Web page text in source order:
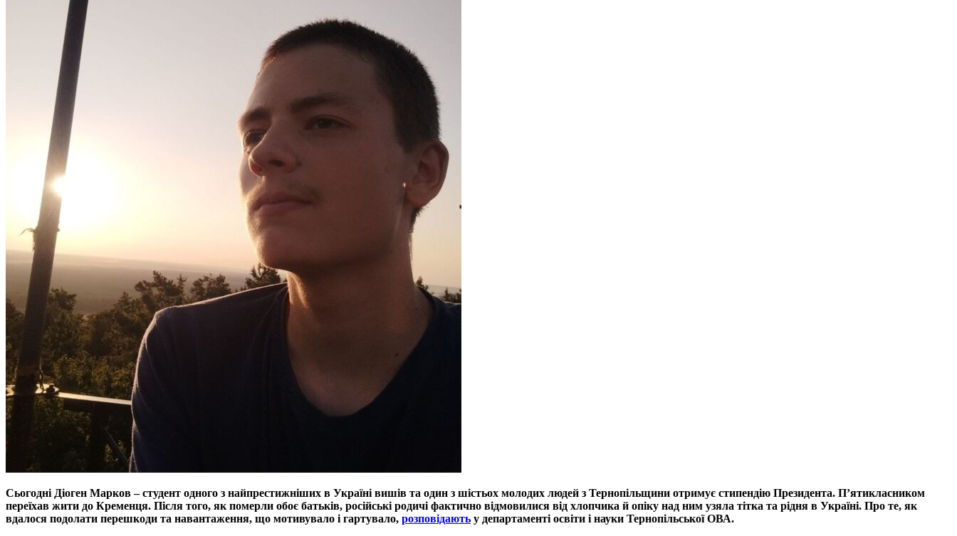
Сьогодні Діоген Марков – студент одного з найпрестижніших в Україні вишів та один з шістьох молодих людей з Тернопільщини отримує стипендію Президента. П’ятикласником
переїхав жити до Кременця. Після того, як померли обоє батьків, російські родичі фактично відмовилися від хлопчика й опіку над ним узяла тітка та рідня в Україні. Про те, як
вдалося подолати перешкоди та навантаження, що мотивувало і гартувало, розповідають у департаменті освіти і науки Тернопільської ОВА.